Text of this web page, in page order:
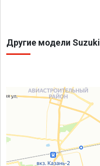
Другие модели Suzuki